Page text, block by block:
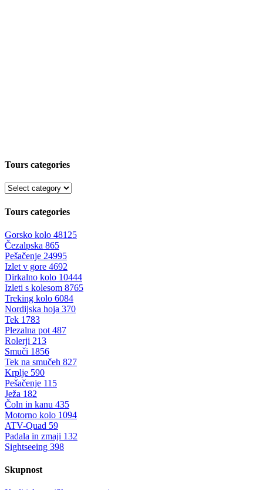
Tours categories
Tours categories
Gorsko kolo 48125
Čezalpska 865
Pešačenje 24995
Izlet v gore 4692
Dirkalno kolo 10444
Izleti s kolesom 8765
Treking kolo 6084
Nordijska hoja 370
Tek 1783
Plezalna pot 487
Rolerji 213
Smuči 1856
Tek na smučeh 827
Krplje 590
Pešačenje 115
Ježa 182
Čoln in kanu 435
Motorno kolo 1094
ATV-Quad 59
Padala in zmaji 132
Sightseeing 398
Skupnost